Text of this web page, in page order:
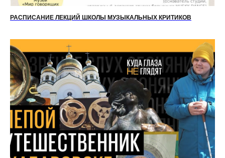
РАСПИСАНИЕ ЛЕКЦИЙ ШКОЛЫ МУЗЫКАЛЬНЫХ КРИТИКОВ